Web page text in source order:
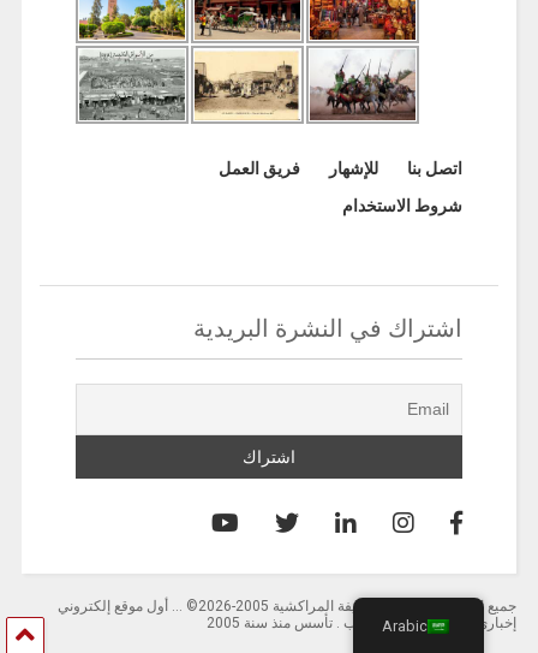
اتصل بنا للإشهار
فريق العمل
شروط الاستخدام
اشتراك في النشرة البريدية
جميع الحقوق محفوظة لصحيفة المراكشية 2005-2026© … أول موقع إلكتروني
إخباري باللغة العربية بالمغرب . تأسس منذ سنة 2005
Arabic